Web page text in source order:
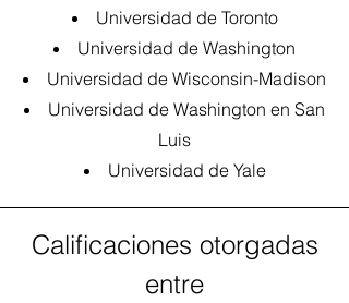
Universidad de Toronto
Universidad de Washington
Universidad de Wisconsin-Madison
Universidad de Washington en San
Luis
Universidad de Yale
Calificaciones otorgadas
entre